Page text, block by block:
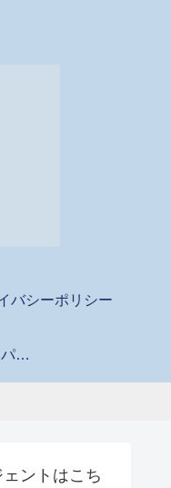
バシーポリシー
3Dクリエイター用パソコン
ントはこち